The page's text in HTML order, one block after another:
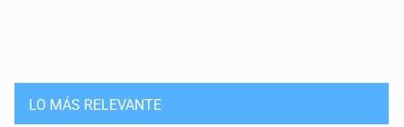
LO MÁS RELEVANTE